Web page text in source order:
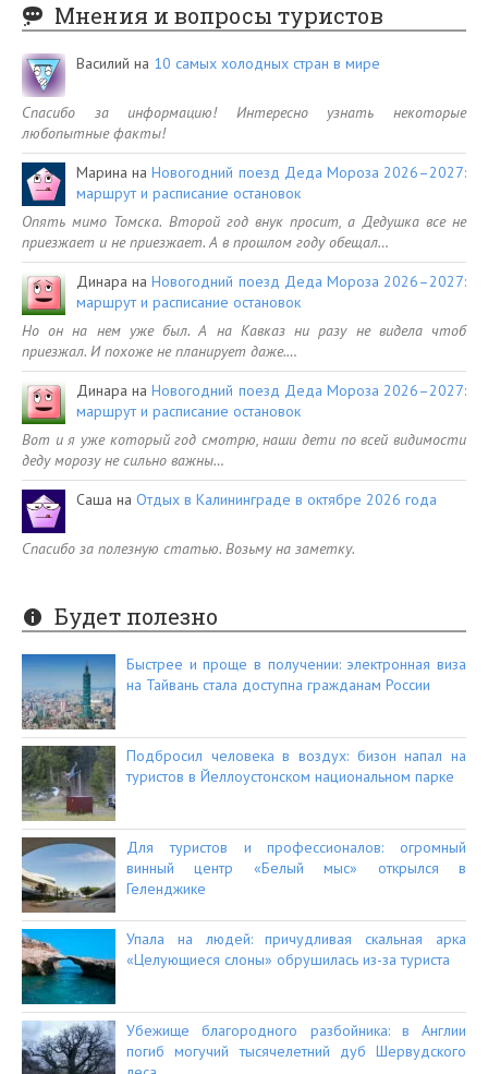
Мнения и вопросы туристов
Василий на 10 самых холодных стран в мире
Спасибо за информацию! Интересно узнать некоторые
любопытные факты!
Марина наНовогодний поезд Деда Мороза 2026–2027:
маршрут и расписание остановок
Опять мимо Томска. Второй год внук просит, а Дедушка все не
приезжает и не приезжает. А в прошлом году обещал…
Динара наНовогодний поезд Деда Мороза 2026–2027:
маршрут и расписание остановок
Но он на нем уже был. А на Кавказ ни разу не видела чтоб
приезжал. И похоже не планирует даже.…
Динара наНовогодний поезд Деда Мороза 2026–2027:
маршрут и расписание остановок
Вот и я уже который год смотрю, наши дети по всей видимости
деду морозу не сильно важны…
Саша на Отдых в Калининграде в октябре 2026 года
Спасибо за полезную статью. Возьму на заметку.
Будет полезно
Быстрее и проще в получении: электронная виза
на Тайвань стала доступна гражданам России
Подбросил человека в воздух: бизон напал на
туристов в Йеллоустонском национальном парке
Для туристов и профессионалов: огромный
винный центр «Белый мыс» открылся в
Геленджике
Упала на людей: причудливая скальная арка
«Целующиеся слоны» обрушилась из-за туриста
Убежище благородного разбойника: в Англии
погиб могучий тысячелетний дуб Шервудского